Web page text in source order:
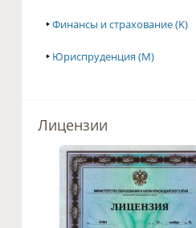
‣Финансы и страхование (K)
‣ Юриспруденция (M)
Лицензии